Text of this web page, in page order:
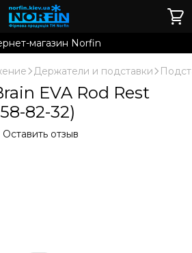
магазин Norfin
Держатели и подставки
EVA Rod Rest
82-32)
Оставить отзыв